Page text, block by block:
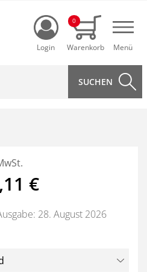
Login
0
€
28. August 2026